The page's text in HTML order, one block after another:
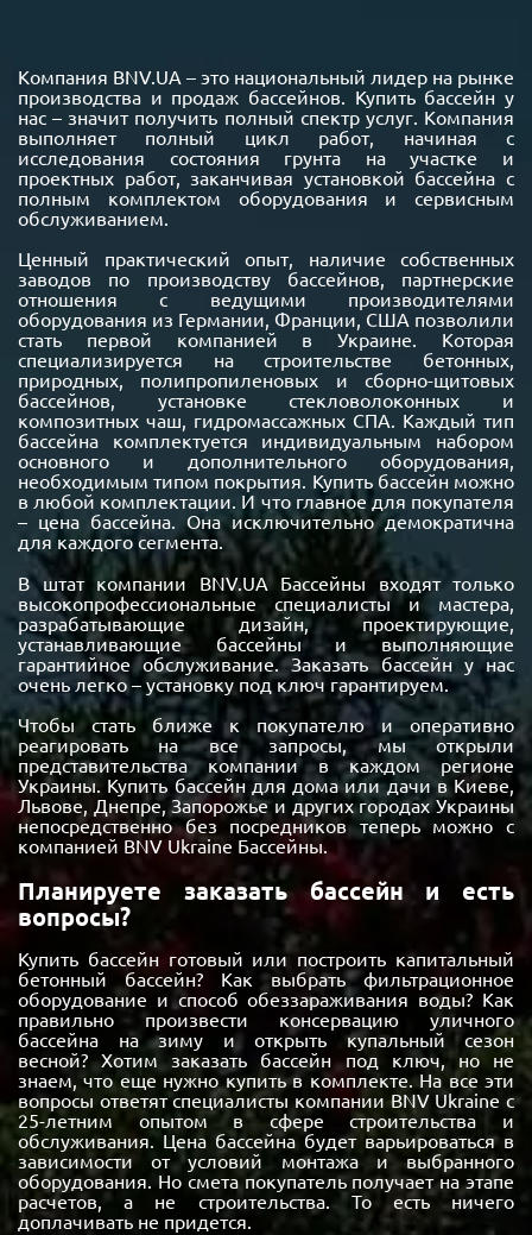
Компания BNV.UA – это национальный лидер на рынке
производства и продаж бассейнов. Купить бассейн у
нас – значит получить полный спектр услуг. Компания
выполняет полный цикл работ, начиная с
исследования состояния грунта на участке и
проектных работ, заканчивая установкой бассейна с
полным комплектом оборудования и сервисным
обслуживанием.
Ценный практический опыт, наличие собственных
заводов по производству бассейнов, партнерские
отношения с ведущими производителями
оборудования из Германии, Франции, США позволили
стать первой компанией в Украине. Которая
специализируется на строительстве бетонных,
природных, полипропиленовых и сборно-щитовых
бассейнов, установке стекловолоконных и
композитных чаш, гидромассажных СПА. Каждый тип
бассейна комплектуется индивидуальным набором
основного и дополнительного оборудования,
необходимым типом покрытия. Купить бассейн можно
в любой комплектации. И что главное для покупателя
– цена бассейна. Она исключительно демократична
для каждого сегмента.
В штат компании BNV.UA Бассейны входят только
высокопрофессиональные специалисты и мастера,
разрабатывающие дизайн, проектирующие,
устанавливающие бассейны и выполняющие
гарантийное обслуживание. Заказать бассейн у нас
очень легко – установку под ключ гарантируем.
Чтобы стать ближе к покупателю и оперативно
реагировать на все запросы, мы открыли
представительства компании в каждом регионе
Украины. Купить бассейн для дома или дачи в Киеве,
Львове, Днепре, Запорожье и других городах Украины
непосредственно без посредников теперь можно с
компанией BNV Ukraine Бассейны.
Планируете заказать бассейн и есть
вопросы?
Купить бассейн готовый или построить капитальный
бетонный бассейн? Как выбрать фильтрационное
оборудование и способ обеззараживания воды? Как
правильно произвести консервацию уличного
бассейна на зиму и открыть купальный сезон
весной? Хотим заказать бассейн под ключ, но не
знаем, что еще нужно купить в комплекте. На все эти
вопросы ответят специалисты компании BNV Ukraine с
25-летним опытом в сфере строительства и
обслуживания. Цена бассейна будет варьироваться в
зависимости от условий монтажа и выбранного
оборудования. Но смета покупатель получает на этапе
расчетов, а не строительства. То есть ничего
доплачивать не придется.